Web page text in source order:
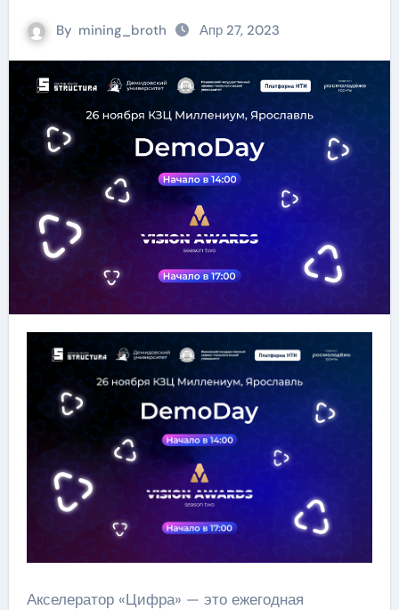
By mining_broth Апр 27, 2023
Акселератор «Цифра» — это ежегодная